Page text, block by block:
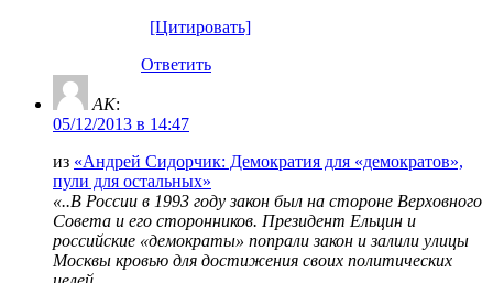
[Цитировать]
Ответить
AK:
05/12/2013 в 14:47
из «Андрей Сидорчик: Демократия для «демократов»,
пули для остальных»
«..В России в 1993 году закон был на стороне Верховного
Совета и его сторонников. Президент Ельцин и
российские «демократы» попрали закон и залили улицы
Москвы кровью для достижения своих политических